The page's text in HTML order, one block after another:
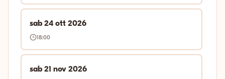
sab 24 ott 2026
18:00
sab 21 nov 2026